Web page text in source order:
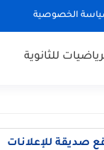
الخصوصية
للثانوية
صديقة للإعلانات